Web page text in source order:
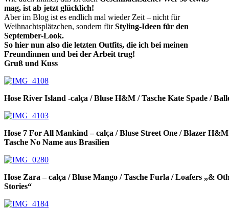
mag, ist ab jetzt glücklich!
Aber im Blog ist es endlich mal wieder Zeit – nicht für
Weihnachtsplätzchen, sondern fürStyling-Ideen für den
September-Look.
So hier nun also die letzten Outfits, die ich bei meinen
Freundinnen und bei der Arbeit trug!
Gruß und Kuss
Hose River Island -calça / Bluse H&M / Tasche Kate Spade /
Hose 7 For All Mankind – calça / Bluse Street One / Blazer
Tasche No Name aus Brasilien
Hose Zara – calça / Bluse Mango / Tasche Furla / Loafers „&
Stories“